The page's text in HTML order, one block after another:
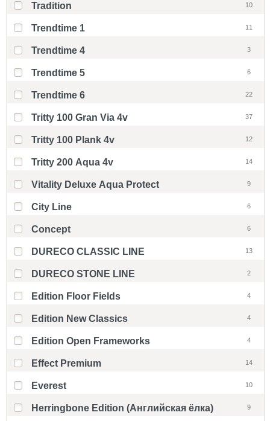
Tradition 10
Trendtime 1 11
Trendtime 4 3
Trendtime 5 6
Trendtime 6 22
Tritty 100 Gran Via 4v 37
Tritty 100 Plank 4v 12
Tritty 200 Aqua 4v 14
Vitality Deluxe Aqua Protect 9
City Line 6
Concept 6
DURECO CLASSIC LINE 13
DURECO STONE LINE 2
Edition Floor Fields 4
Edition New Classics 4
Edition Open Frameworks 4
Effect Premium 14
Everest 10
Herringbone Edition (Английская ёлка) 9